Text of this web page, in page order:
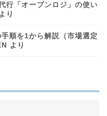
行「オープンロジ」の使い
より
順を1から解説（市場選定
より